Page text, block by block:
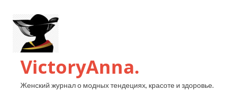
VictoryAnna.
Женский журнал о модных тендециях, красоте и здоровье.